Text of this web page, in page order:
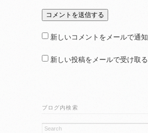
新しいコメントをメールで通知
新しい投稿をメールで受け取る
ブログ内検索